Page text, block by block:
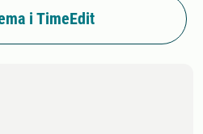
i TimeEdit